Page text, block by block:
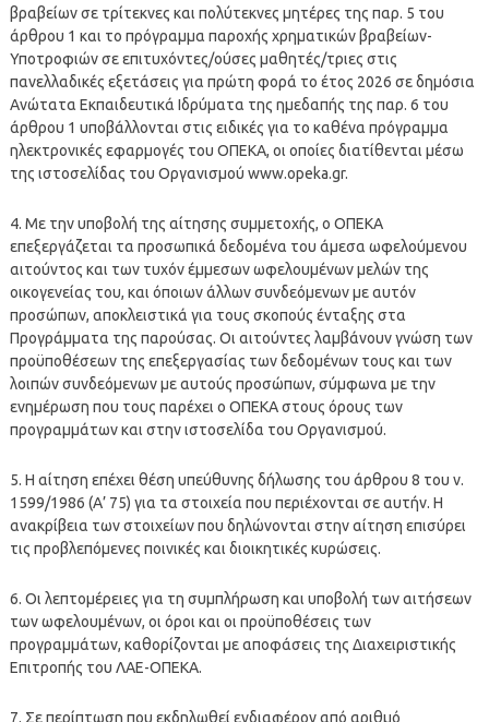
βραβείων σε τρίτεκνες και πολύτεκνες μητέρες της παρ. 5 του
άρθρου 1 και το πρόγραμμα παροχής χρηματικών βραβείων-
Υποτροφιών σε επιτυχόντες/ούσες μαθητές/τριες στις
πανελλαδικές εξετάσεις για πρώτη φορά το έτος 2026 σε δημόσια
Ανώτατα Εκπαιδευτικά Ιδρύματα της ημεδαπής της παρ. 6 του
άρθρου 1 υποβάλλονται στις ειδικές για το καθένα πρόγραμμα
ηλεκτρονικές εφαρμογές του ΟΠΕΚΑ, οι οποίες διατίθενται μέσω
της ιστοσελίδας του Οργανισμού www.opeka.gr.
4. Με την υποβολή της αίτησης συμμετοχής, ο ΟΠΕΚΑ
επεξεργάζεται τα προσωπικά δεδομένα του άμεσα ωφελούμενου
αιτούντος και των τυχόν έμμεσων ωφελουμένων μελών της
οικογενείας του, και όποιων άλλων συνδεόμενων με αυτόν
προσώπων, αποκλειστικά για τους σκοπούς ένταξης στα
Προγράμματα της παρούσας. Οι αιτούντες λαμβάνουν γνώση των
προϋποθέσεων της επεξεργασίας των δεδομένων τους και των
λοιπών συνδεόμενων με αυτούς προσώπων, σύμφωνα με την
ενημέρωση που τους παρέχει ο ΟΠΕΚΑ στους όρους των
προγραμμάτων και στην ιστοσελίδα του Οργανισμού.
5. Η αίτηση επέχει θέση υπεύθυνης δήλωσης του άρθρου 8 του ν.
1599/1986 (Α’ 75) για τα στοιχεία που περιέχονται σε αυτήν. Η
ανακρίβεια των στοιχείων που δηλώνονται στην αίτηση επισύρει
τις προβλεπόμενες ποινικές και διοικητικές κυρώσεις.
6. Οι λεπτομέρειες για τη συμπλήρωση και υποβολή των αιτήσεων
των ωφελουμένων, οι όροι και οι προϋποθέσεις των
προγραμμάτων, καθορίζονται με αποφάσεις της Διαχειριστικής
Επιτροπής του ΛΑΕ-ΟΠΕΚΑ.
7. Σε περίπτωση που εκδηλωθεί ενδιαφέρον από αριθμό